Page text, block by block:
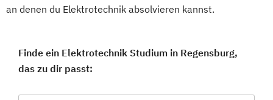
an denen du Elektrotechnik absolvieren kannst.
Finde ein Elektrotechnik Studium in Regensburg,
das zu dir passt: